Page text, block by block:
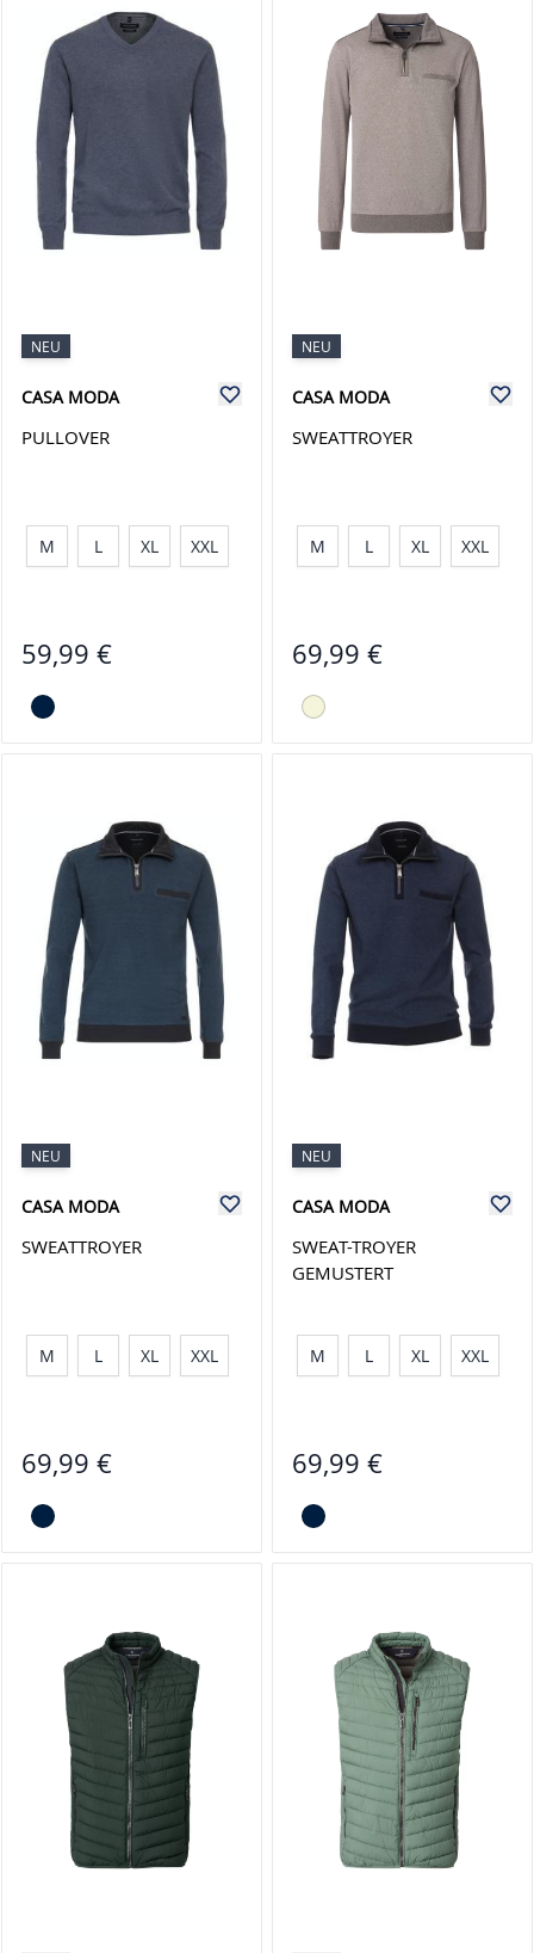
NEU
CASA MODA
PULLOVER
M L XL XXL
59,99 €
NEU
CASA MODA
SWEATTROYER
M L XL XXL
69,99 €
NEU
CASA MODA
SWEATTROYER
M L XL XXL
69,99 €
NEU
CASA MODA
SWEAT-TROYER
GEMUSTERT
M L XL XXL
69,99 €